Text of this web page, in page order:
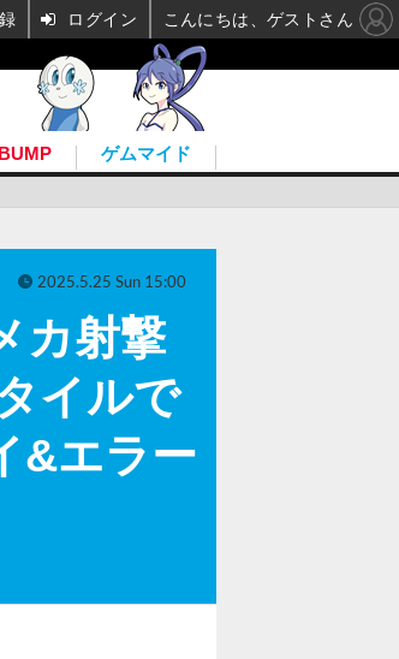
ゲムマイド
カ射撃
イルで
&エラー
2025.5.25 Sun 15:00
ログイン こんにちは、ゲストさん